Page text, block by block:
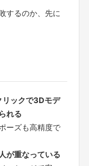
するのか、先に
リックで3Dモデ
れる
ーズも高精度で
が重なっている